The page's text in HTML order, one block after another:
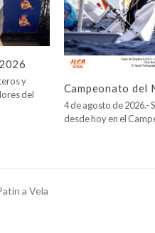
y
del
Campeonato del
4 de agosto de 2026.-
desde hoy en el
a Vela